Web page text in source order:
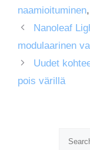
naamioituminen,
Nanoleaf
modulaarinen
Uudet
pois värillä